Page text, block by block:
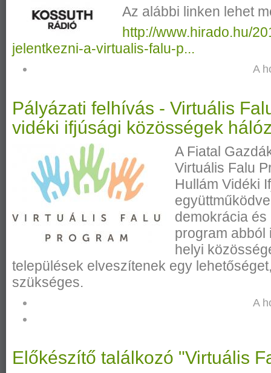
Az alábbi linken lehet
http://www.hirado.hu/
jelentkezni-a-virtualis-falu-p...
A
Pályázati felhívás - Virtuális
vidéki ifjúsági közösségek
A Fiatal
Virtuális Falu
Hullám Vidéki
demokrácia
program abból
helyi
települések elveszítenek egy
szükséges.
A
Előkészítő találkozó "Virtuális